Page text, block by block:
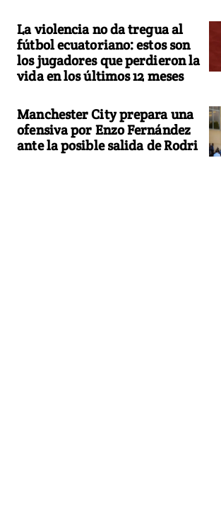
La violencia no da tregua al
fútbol ecuatoriano: estos son
los jugadores que perdieron la
vida en los últimos 12 meses
Manchester City prepara una
ofensiva por Enzo Fernández
ante la posible salida de Rodri